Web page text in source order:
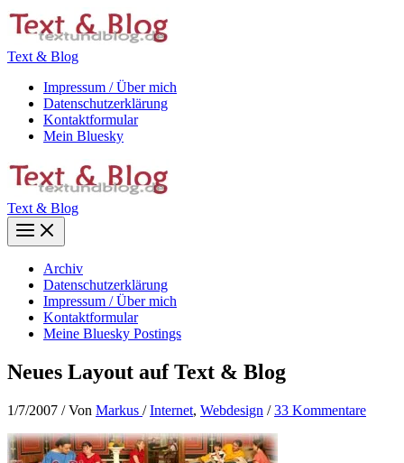
Zum
Inhalt
Text & Blog
Impressum / Über mich
Datenschutzerklärung
Kontaktformular
Mein Bluesky
Text & Blog
Main
Menu
Archiv
Datenschutzerklärung
Impressum / Über mich
Kontaktformular
Meine Bluesky Postings
Neues Layout auf Text & Blog
1/7/2007 / Von Markus /Internet, Webdesign /33 Kommentare